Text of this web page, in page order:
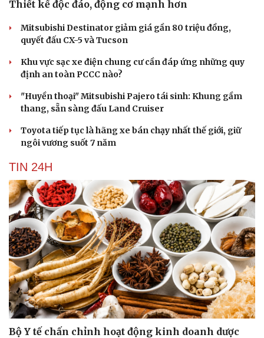
Thiết kế độc đáo, động cơ mạnh hơn
Mitsubishi Destinator giảm giá gần 80 triệu đồng,
quyết đấu CX-5 và Tucson
Khu vực sạc xe điện chung cư cần đáp ứng những quy
định an toàn PCCC nào?
"Huyền thoại" Mitsubishi Pajero tái sinh: Khung gầm
thang, sẵn sàng đấu Land Cruiser
Toyota tiếp tục là hãng xe bán chạy nhất thế giới, giữ
ngôi vương suốt 7 năm
TIN 24H
Bộ Y tế chấn chỉnh hoạt động kinh doanh dược